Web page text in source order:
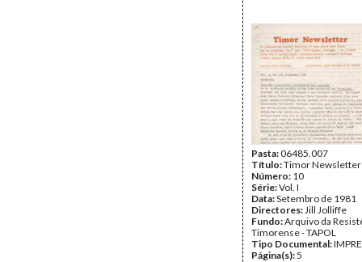
Pasta:06485.007
Título:Timor Newsletter
Número: 10
Série:Vol. I
Data:Setembro de 1981
Directores:Jill Jolliffe
Fundo:Arquivo da
Timorense - TAPOL
Tipo Documental:
Página(s):5